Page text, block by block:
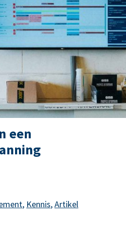
een
, Kennis,Artikel